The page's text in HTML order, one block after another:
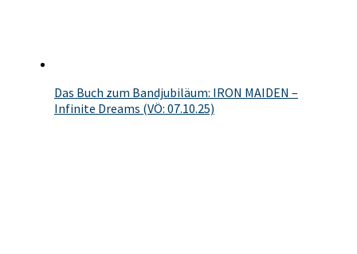
Das Buch zum Bandjubiläum: IRON MAIDEN –
Infinite Dreams (VÖ: 07.10.25)